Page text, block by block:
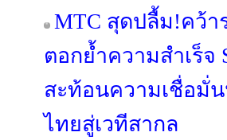
MTC สุดปลื้ม!คว้าร
ตอกย้ำความสำเร็จ
สะท้อนความเชื่อมั่
ไทยสู่เวทีสากล